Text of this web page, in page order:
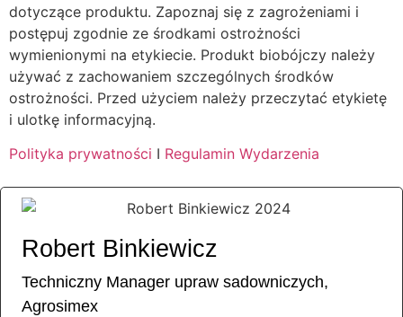
dotyczące produktu. Zapoznaj się z zagrożeniami i
postępuj zgodnie ze środkami ostrożności
wymienionymi na etykiecie. Produkt biobójczy należy
używać z zachowaniem szczególnych środków
ostrożności. Przed użyciem należy przeczytać etykietę
i ulotkę informacyjną.
Polityka prywatności I Regulamin Wydarzenia
Robert Binkiewicz
Techniczny Manager upraw sadowniczych,
Agrosimex